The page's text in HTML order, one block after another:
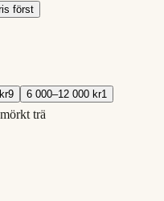
först
9 6 000–12 000 kr1